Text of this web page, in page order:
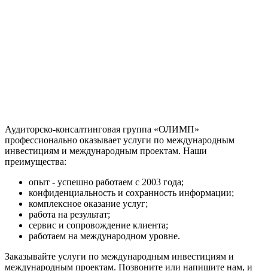
Аудиторско-консалтинговая группа «ОЛИМП»
профессионально оказывает услуги по международным
инвестициям и международным проектам. Наши
преимущества:
опыт - успешно работаем с 2003 года;
конфиденциальность и сохранность информации;
комплексное оказание услуг;
работа на результат;
сервис и сопровождение клиента;
работаем на международном уровне.
Заказывайте услуги по международным инвестициям и
международным проектам. Позвоните или напишите нам, и